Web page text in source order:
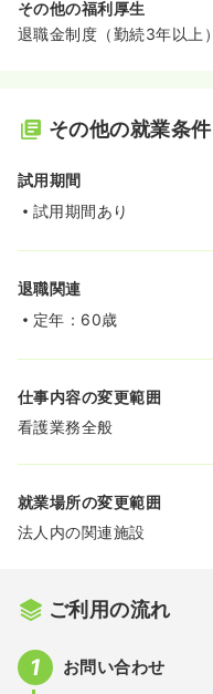
その他の福利厚生
退職金制度（勤続3年以上）
その他の就業条件
試用期間
試用期間あり
退職関連
定年：60歳
仕事内容の変更範囲
看護業務全般
就業場所の変更範囲
法人内の関連施設
ご利用の流れ
お問い合わせ